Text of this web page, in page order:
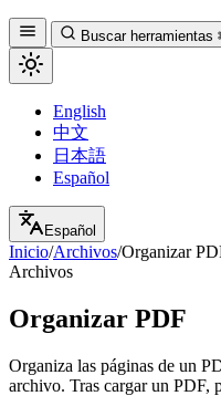
Buscar herramientas
English
中文
日本語
Español
Español
Inicio/Archivos/Organizar
Archivos
Organizar PDF
Organiza las páginas de un
archivo. Tras cargar un PDF,